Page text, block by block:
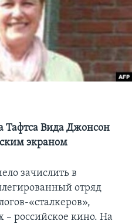
Тафтса Вида Джонсон
экраном
зачислить в
отряд
«сталкеров»,
– российское кино. На